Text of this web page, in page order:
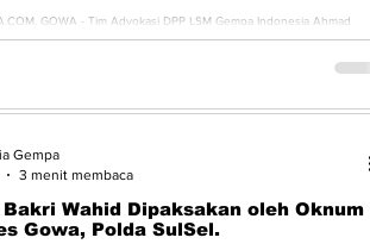
GOWA - Tim Advokasi DPP LSM Gempa Indonesia Ahmad
SH.MH. mengajukan gugatan...
Wahid Dipaksakan oleh Oknum
Gowa, Polda SulSel.
Gempa
3 menit membaca